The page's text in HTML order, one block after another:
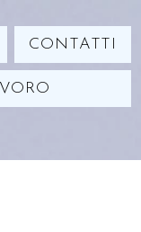
CONTATTI